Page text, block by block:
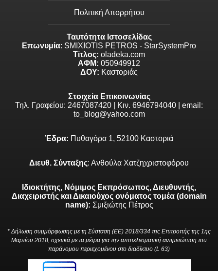
Πολιτική Απορρήτου
Ταυτότητα Ιστοσελίδας
Επωνυμία: SMIXIOTIS PETROS - StarSystemPro
Τίτλος: oladeka.com
ΑΦΜ: 050949912
ΔΟΥ: Καστοριάς
Στοιχεία Επικοινωνίας
Τηλ. Γραφείου: 2467087420 | Κιν. 6946794040 | email:
to_blog@yahoo.com
Έδρα: Πυθαγόρα 1, 52100 Καστοριά
Διευθ. Σύνταξης: Ανθούλα Χατζηχριστοφόρου
Ιδιοκτήτης, Νόμιμος Εκπρόσωπος, Διευθυντής,
Διαχειριστής και Δικαιούχος ονόματος τομέα (domain
name): Σμιξιώτης Πέτρος
* Δήλωση συμμόρφωσης με τη Σύσταση (ΕΕ) 2018/334 της Επιτροπής της 1ης
Μαρτίου 2018, σχετικά με τα μέτρα για την αποτελεσματική αντιμετώπιση του
παράνομου περιεχομένου στο διαδίκτυο (L 63)